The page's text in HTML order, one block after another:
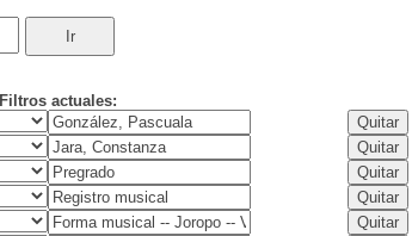
Filtros actuales: